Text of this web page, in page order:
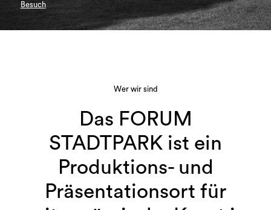
Besuch
Wer wir sind
Das FORUM
STADTPARK ist ein
Produktions- und
Präsentationsort für